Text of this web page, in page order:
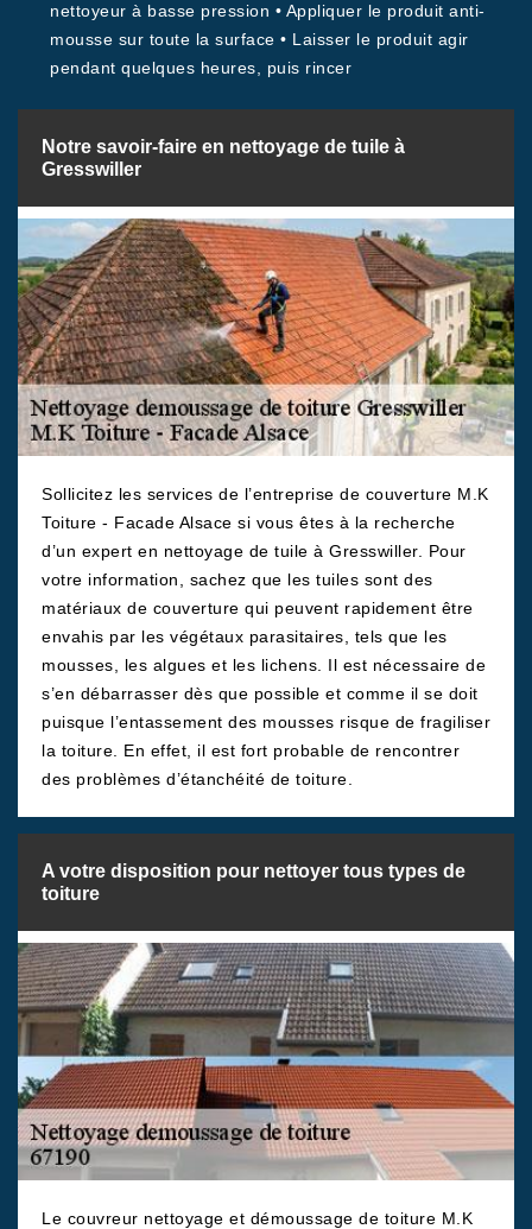
nettoyeur à basse pression • Appliquer le produit anti-
mousse sur toute la surface • Laisser le produit agir
pendant quelques heures, puis rincer
Notre savoir-faire en nettoyage de tuile à
Gresswiller
Sollicitez les services de l’entreprise de couverture M.K
Toiture - Facade Alsace si vous êtes à la recherche
d’un expert en nettoyage de tuile à Gresswiller. Pour
votre information, sachez que les tuiles sont des
matériaux de couverture qui peuvent rapidement être
envahis par les végétaux parasitaires, tels que les
mousses, les algues et les lichens. Il est nécessaire de
s’en débarrasser dès que possible et comme il se doit
puisque l’entassement des mousses risque de fragiliser
la toiture. En effet, il est fort probable de rencontrer
des problèmes d’étanchéité de toiture.
A votre disposition pour nettoyer tous types de
toiture
Le couvreur nettoyage et démoussage de toiture M.K